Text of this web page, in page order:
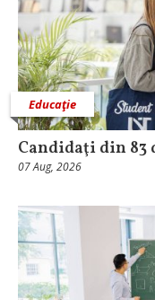
Educaţie
Candidaţi din 83
07 Aug, 2026